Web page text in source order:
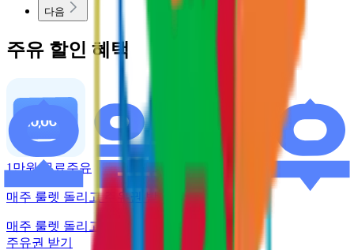
다음
주유 할인 혜택
1만원 무료주유
매주 룰렛 돌리고 주유권 받기
매주 룰렛 돌리고
주유권 받기